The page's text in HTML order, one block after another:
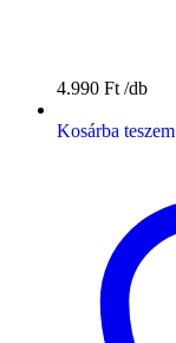
4.990 Ft
Kosárba teszem